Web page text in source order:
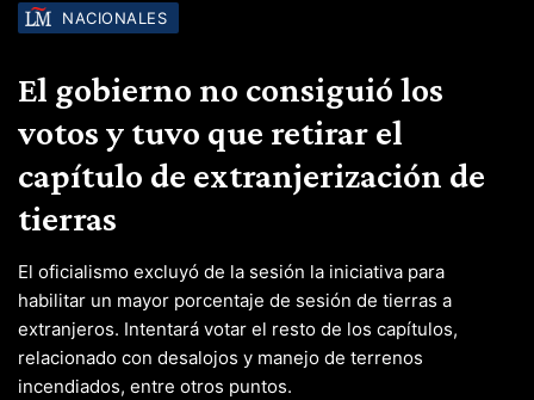
NACIONALES
El gobierno no consiguió los
votos y tuvo que retirar el
capítulo de extranjerización de
tierras
El oficialismo excluyó de la sesión la iniciativa para
habilitar un mayor porcentaje de sesión de tierras a
extranjeros. Intentará votar el resto de los capítulos,
relacionado con desalojos y manejo de terrenos
incendiados, entre otros puntos.